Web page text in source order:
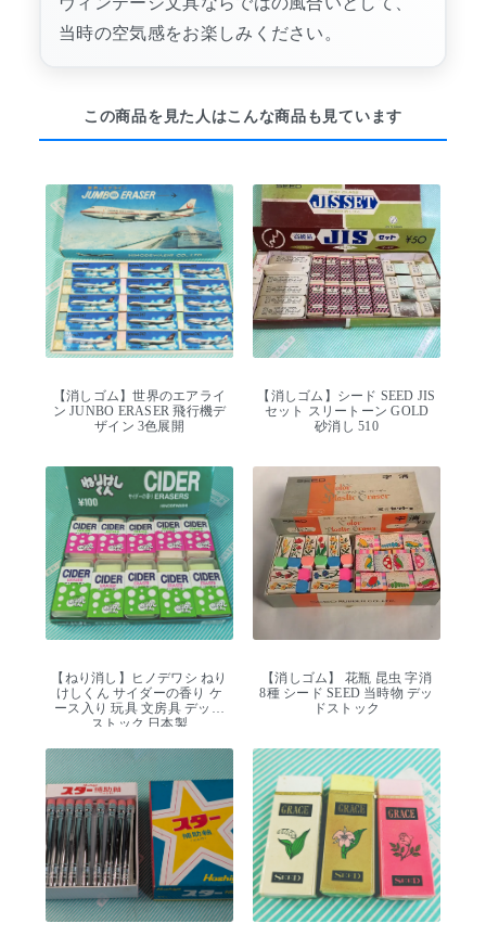
当時の空気感をお楽しみください。
この商品を見た人はこんな商品も見ています
【消しゴム】世界のエアライ
ン JUNBO ERASER 飛行機デ
ザイン 3色展開
【消しゴム】シード SEED JIS
セット スリートーン GOLD
砂消し 510
【ねり消し】ヒノデワシ ねり
けしくん サイダーの香り ケ
ース入り 玩具 文房具 デッド
ストック 日本製
【消しゴム】 花瓶 昆虫 字消
8種 シード SEED 当時物 デッ
ドストック